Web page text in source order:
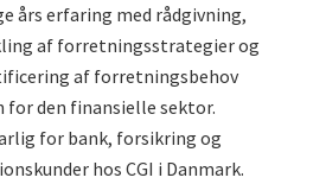
års erfaring med rådgivning,
af forretningsstrategier og
af forretningsbehov
for den finansielle sektor.
for bank, forsikring og
hos CGI i Danmark.